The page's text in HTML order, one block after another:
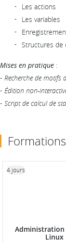
Les actions
Les variables
Structures de
Mises en pratique :
- Recherche de motifs
- Édition non-
- Script de calcul de
Administration
Linux
4 jours